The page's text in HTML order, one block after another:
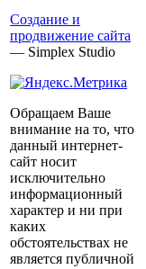
Создание и
продвижение сайта
— Simplex Studio
Обращаем Ваше
внимание на то, что
данный интернет-
сайт носит
исключительно
информационный
характер и ни при
каких
обстоятельствах не
является публичной